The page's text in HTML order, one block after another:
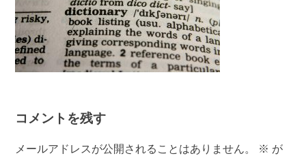
コメントを残す
メールアドレスが公開されることはありません。 ※ が